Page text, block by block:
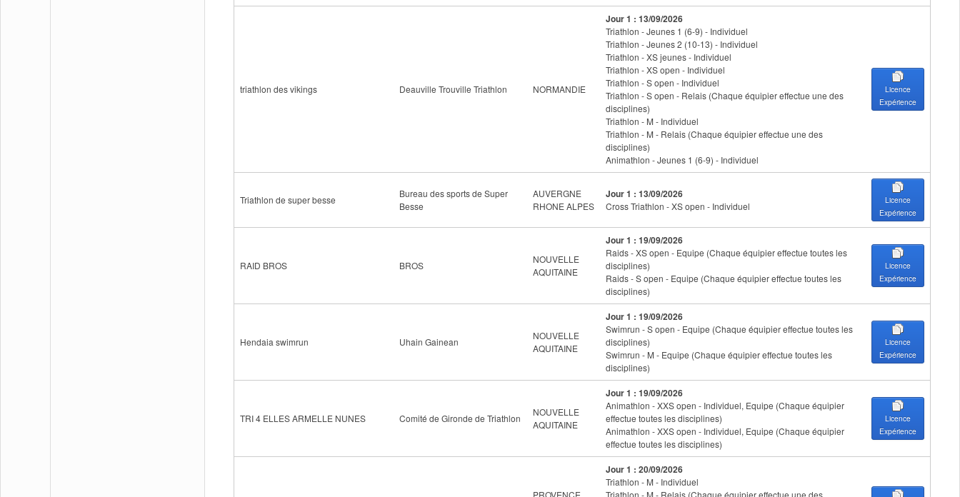
triathlon des vikings Deauville Trouville Triathlon NORMANDIE
Jour 1 : 13/09/2026
Triathlon - Jeunes 1 (6-9) - Individuel
Triathlon - Jeunes 2 (10-13) - Individuel
Triathlon - XS jeunes - Individuel
Triathlon - XS open - Individuel
Triathlon - S open - Individuel
Triathlon - S open - Relais (Chaque équipier effectue une des
disciplines)
Triathlon - M - Individuel
Triathlon - M - Relais (Chaque équipier effectue une des
disciplines)
Animathlon - Jeunes 1 (6-9) - Individuel
Licence
Expérience
Triathlon de super besse
Bureau des sports de Super
Besse
AUVERGNE
RHONE ALPES
Jour 1 : 13/09/2026
Cross Triathlon - XS open - Individuel
Licence
Expérience
RAID BROS BROS
NOUVELLE
AQUITAINE
Jour 1 : 19/09/2026
Raids - XS open - Equipe (Chaque équipier effectue toutes les
disciplines)
Raids - S open - Equipe (Chaque équipier effectue toutes les
disciplines)
Licence
Expérience
Hendaia swimrun Uhain Gainean
NOUVELLE
AQUITAINE
Jour 1 : 19/09/2026
Swimrun - S open - Equipe (Chaque équipier effectue toutes les
disciplines)
Swimrun - M - Equipe (Chaque équipier effectue toutes les
disciplines)
Licence
Expérience
TRI 4 ELLES ARMELLE NUNES Comité de Gironde de Triathlon
NOUVELLE
AQUITAINE
Jour 1 : 19/09/2026
Animathlon - XXS open - Individuel, Equipe (Chaque équipier
effectue toutes les disciplines)
Animathlon - XXS open - Individuel, Equipe (Chaque équipier
effectue toutes les disciplines)
Licence
Expérience
PROVENCE
Jour 1 : 20/09/2026
Triathlon - M - Individuel
Triathlon - M - Relais (Chaque équipier effectue une des